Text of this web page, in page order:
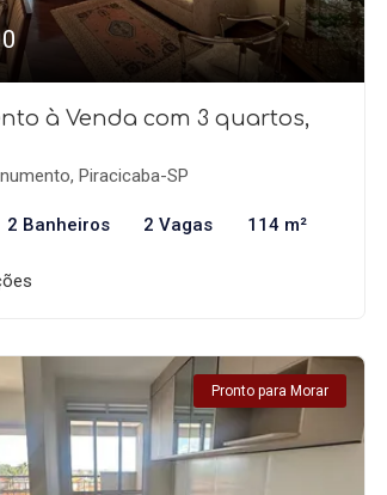
à Venda com 3 quartos,
Piracicaba-SP
2 Banheiros 2 Vagas 114 m²
Pronto para Morar